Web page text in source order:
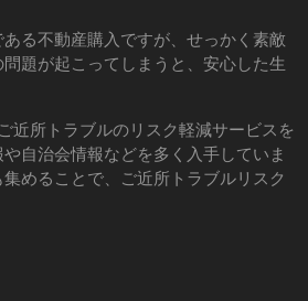
る不動産購入ですが、せっかく素敵
題が起こってしまうと、安心した生
近所トラブルのリスク軽減サービスを
自治会情報などを多く入手していま
めることで、ご近所トラブルリスク